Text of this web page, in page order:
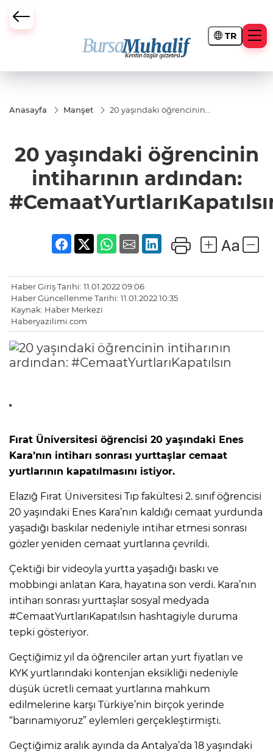
TR
Büyükşehir Darbesi
Anasayfa Manşet
20 yaşındaki öğrencinin
20 yaşındaki öğrencinin
intiharının ardından:
Haber Giriş Tarihi: 11.01.2022 09:06
Haber Güncellenme Tarihi: 11.01.2022 10:35
Kaynak: Haber Merkezi
Haberyazilimi.com
Fırat Üniversitesi öğrencisi 20 yaşındaki Enes
Kara’nın intiharı sonrası yurttaşlar cemaat
yurtlarının kapatılmasını istiyor.
Elazığ Fırat Üniversitesi Tıp fakültesi 2. sınıf öğrencisi
20 yaşındaki Enes Kara’nın kaldığı cemaat yurdunda
yaşadığı baskılar nedeniyle intihar etmesi sonrası
gözler yeniden cemaat yurtlarına çevrildi.
Çektiği bir videoyla yurtta yaşadığı baskı ve
mobbingi anlatan Kara, hayatına son verdi. Kara’nın
intiharı sonrası yurttaşlar sosyal medyada
#CemaatYurtlarıKapatılsın hashtagiyle duruma
tepki gösteriyor.
Geçtiğimiz yıl da öğrenciler artan yurt fiyatları ve
KYK yurtlarındaki kontenjan eksikliği nedeniyle
düşük ücretli cemaat yurtlarına mahkum
edilmelerine karşı Türkiye’nin birçok yerinde
“barınamıyoruz” eylemleri gerçekleştirmişti.
Geçtiğimiz aralık ayında da Antalya’da 18 yaşındaki